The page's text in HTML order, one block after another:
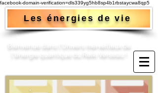
facebook-domain-verification=dls339yg5hb8sp4b1rbstaycwa8qp5
Les énergies de vie
Bienvenue dans l'Univers merveilleux de
l'énergie quantique du Reiki Verseau !​